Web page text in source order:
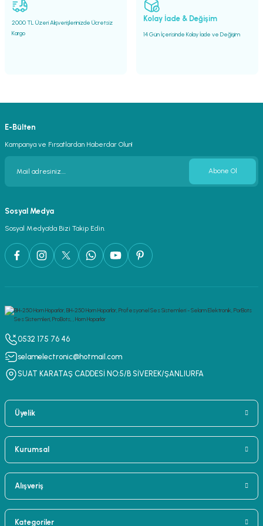
2000 TL Üzeri Alışverişlerinizde Ücretsiz
Kargo
Kolay İade & Değişim
14 Gün İçerisinde Kolay İade ve Değişim
E-Bülten
Kampanya ve Fırsatlardan Haberdar Olun!
Abone Ol
Sosyal Medya
Sosyal Medya’da Bizi Takip Edin.
0532 175 76 46
selamelectronic@hotmail.com
SUAT KARATAŞ CADDESİ NO:5/B SİVEREK/ŞANLIURFA
Üyelik
Kurumsal
Alışveriş
Kategoriler